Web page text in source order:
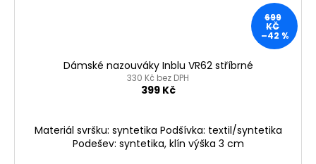
699
KČ
–42 %
Dámské nazouváky Inblu VR62 stříbrné
330 Kč bez DPH
399 Kč
Materiál svršku: syntetika Podšívka: textil/syntetika
Podešev: syntetika, klín výška 3 cm